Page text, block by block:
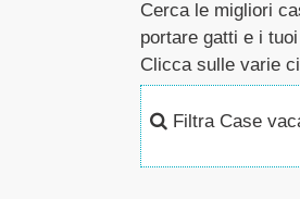
Cerca le migliori
portare gatti e i
Clicca sulle varie
Filtra Case